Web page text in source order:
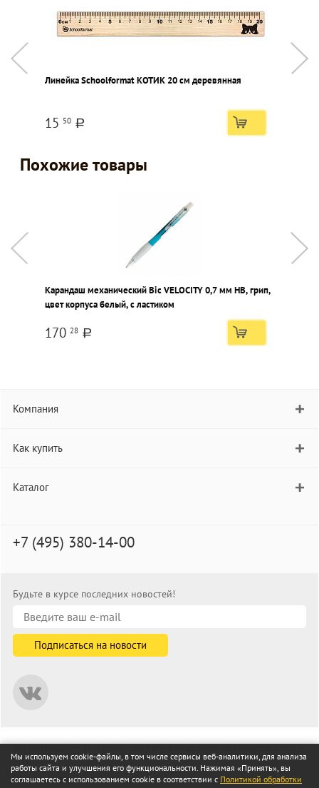
Линейка Schoolformat КОТИК 20 см деревянная
15 50 a
Похожие товары
Карандаш механический Bic VELOCITY 0,7 мм НВ, грип,
цвет корпуса белый, с ластиком
170 28 a
Компания
Как купить
Каталог
+7 (495) 380-14-00
Будьте в курсе последних новостей!
© informat.ru — Интернет-магазин канцелярских товаров. 2001—
2026
Все права защищены
Мы используем cookie-файлы, в том числе сервисы веб-аналитики, для анализа
работы сайта и улучшения его функциональности. Нажимая «Принять», вы
соглашаетесь с использованием cookie в соответствии с Политикой обработки